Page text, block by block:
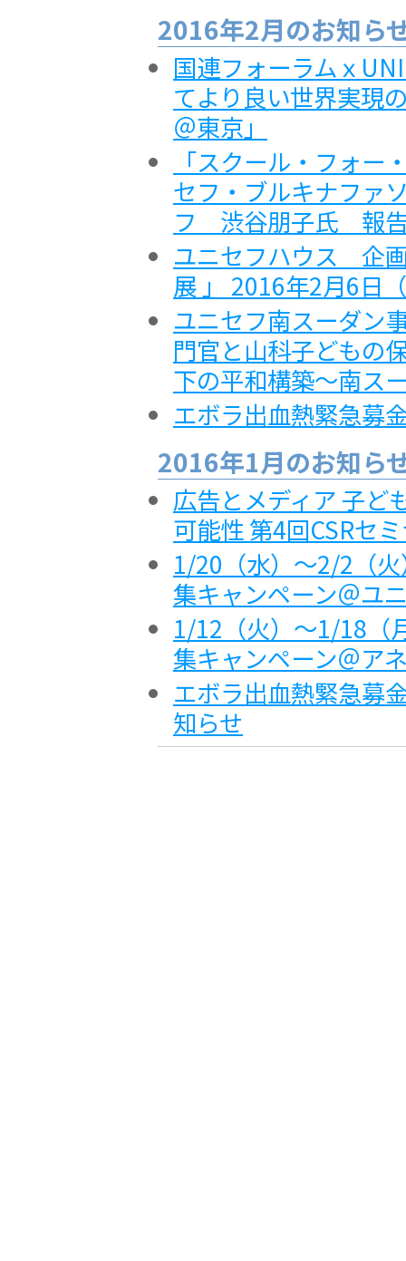
2016年2月のお知ら
国連フォーラムｘ
てより良い世界実現
＠東京」
「スクール・フォー
セフ・ブルキナファ
フ 渋谷朋子氏 報
ユニセフハウス 企
展 」 2016年2月6日
ユニセフ南スーダン
門官と山科子どもの
下の平和構築～南ス
エボラ出血熱緊急募
2016年1月のお知ら
広告とメディア 子ど
可能性 第4回CSRセ
1/20（水）～2/2（
集キャンペーン＠ユ
1/12（火）～1/18（
集キャンペーン＠ア
エボラ出血熱緊急
知らせ